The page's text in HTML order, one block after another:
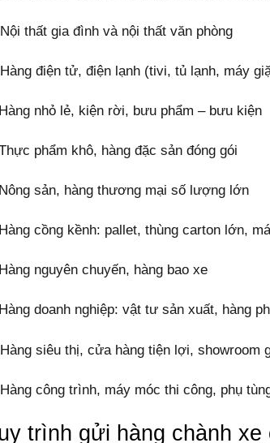
thất gia đình và nội thất văn phòng
điện tử, điện lạnh (tivi, tủ lạnh, máy
nhỏ lẻ, kiện rời, bưu phẩm – bưu kiện
phẩm khô, hàng đặc sản đóng gói
sản, hàng thương mại số lượng lớn
cồng kềnh: pallet, thùng carton lớn,
nguyên chuyến, hàng bao xe
doanh nghiệp: vật tư sản xuất, hàng
siêu thị, cửa hàng tiện lợi, showroom
công trình, máy móc thi công, phụ
trình gửi hàng chành